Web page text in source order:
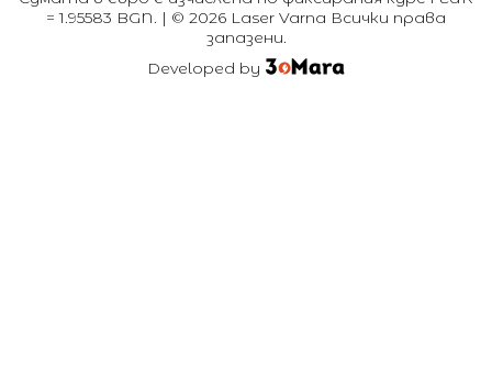
= 1.95583 BGN. | © 2026 Laser Varna Всички права
запазени.
Developed by